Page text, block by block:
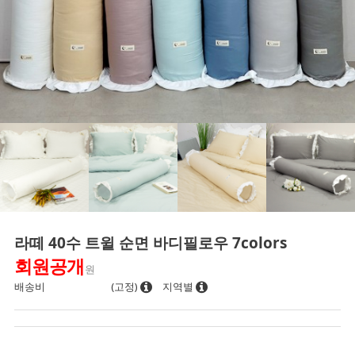
라떼 40수 트윌 순면 바디필로우 7colors
회원공개원
배송비
(고정) 지역별